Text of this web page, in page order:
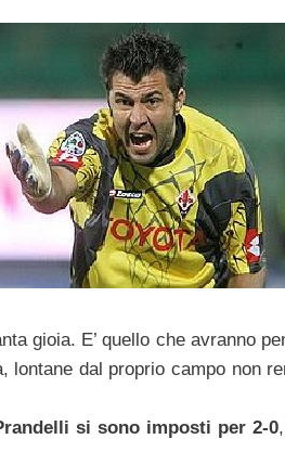
gioia. E’ quello che avranno
lontane dal proprio campo non
si sono imposti per 2-0